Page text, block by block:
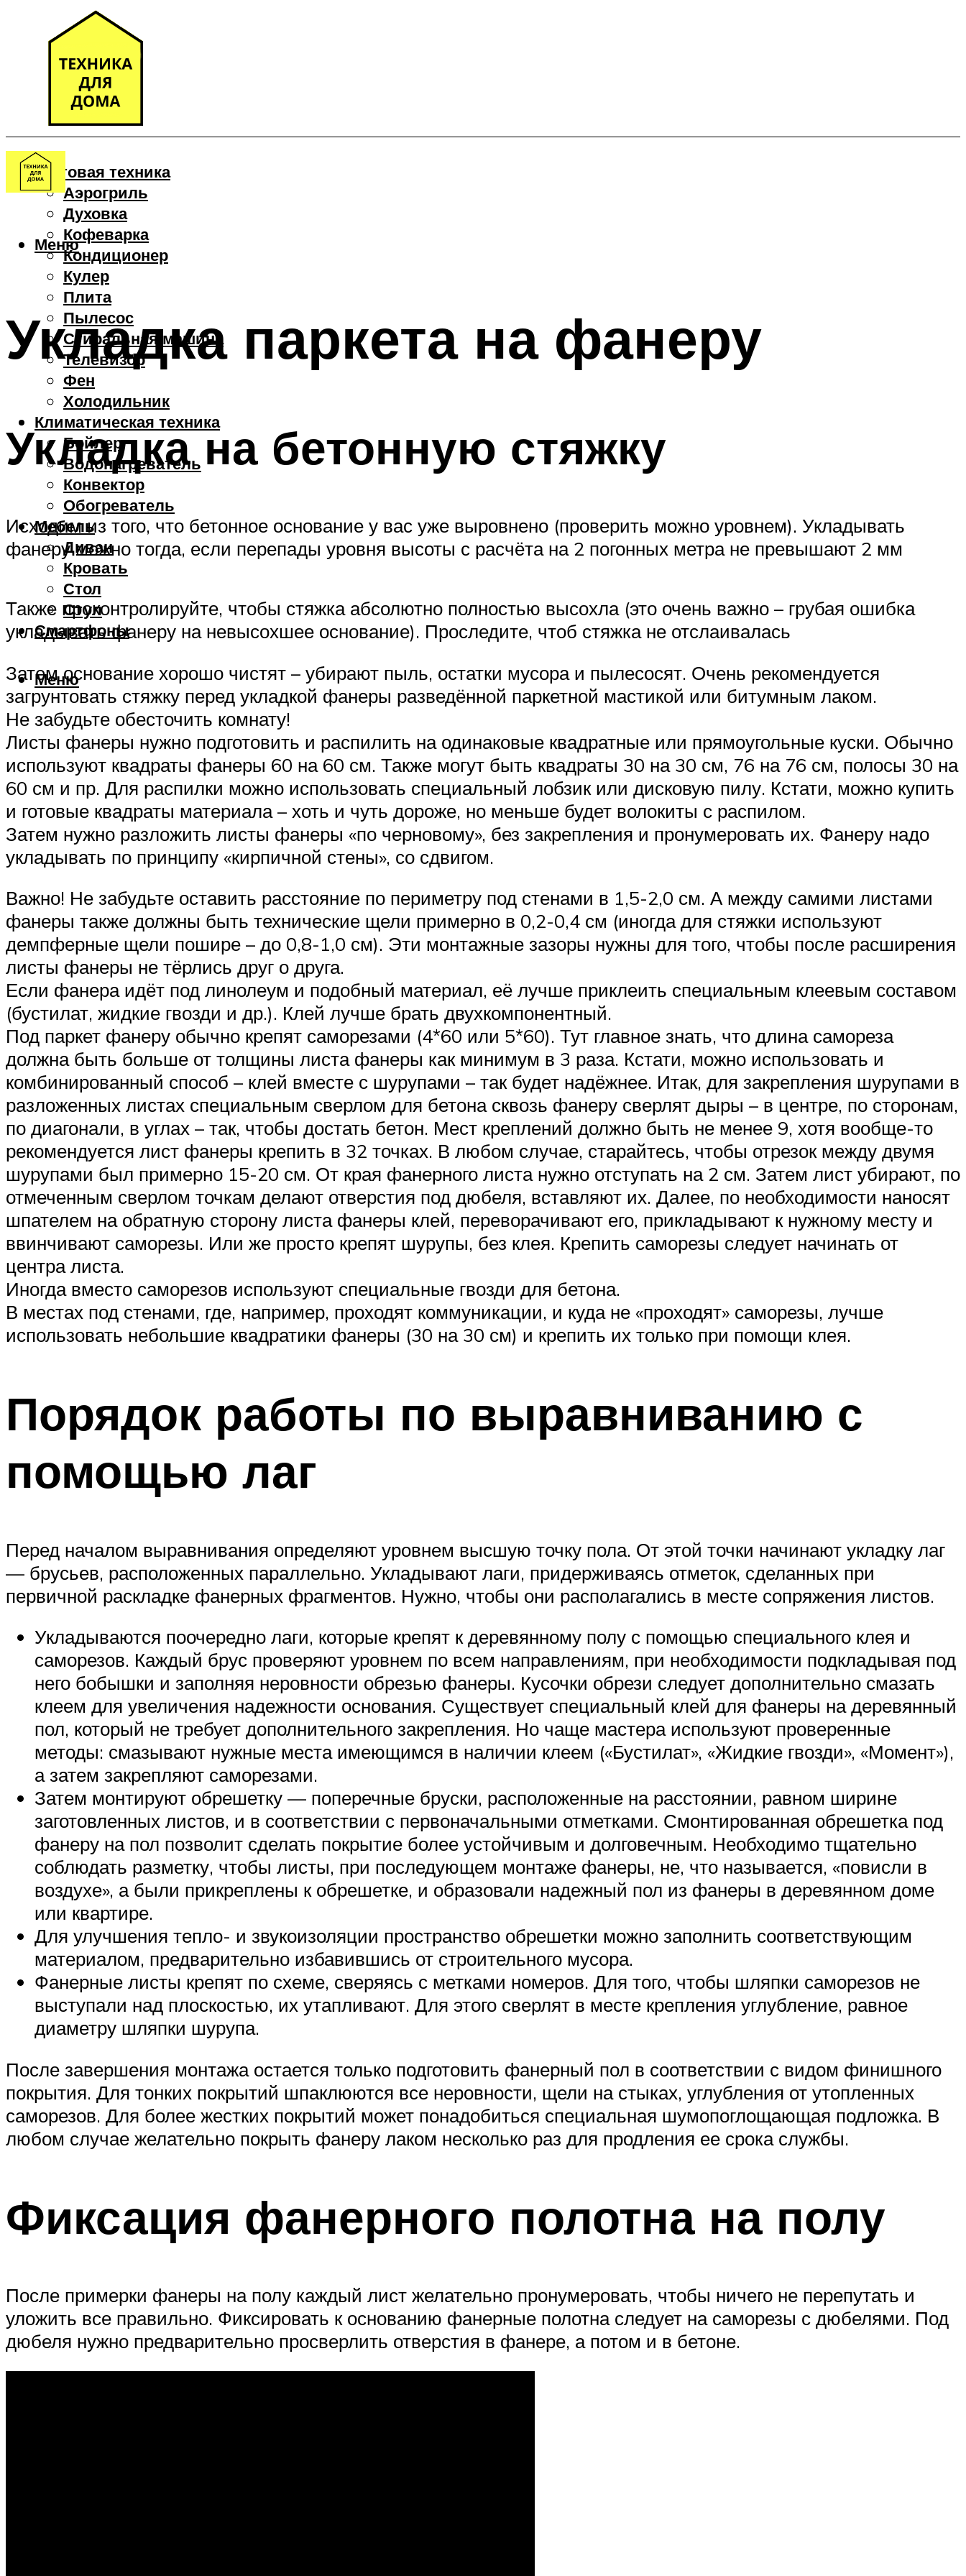
Бытовая техника
Аэрогриль
Духовка
Кофеварка
Кондиционер
Кулер
Плита
Пылесос
Стиральная машина
Телевизор
Фен
Холодильник
Климатическая техника
Бойлер
Водонагреватель
Конвектор
Обогреватель
Мебель
Диван
Кровать
Стол
Стул
Смартфоны
Меню
Меню
Укладка паркета на фанеру
Укладка на бетонную стяжку
Исходим из того, что бетонное основание у вас уже выровнено (проверить можно уровнем). Укладывать
фанеру можно тогда, если перепады уровня высоты с расчёта на 2 погонных метра не превышают 2 мм
Также проконтролируйте, чтобы стяжка абсолютно полностью высохла (это очень важно – грубая ошибка
укладывать фанеру на невысохшее основание). Проследите, чтоб стяжка не отслаивалась
Затем основание хорошо чистят – убирают пыль, остатки мусора и пылесосят. Очень рекомендуется
загрунтовать стяжку перед укладкой фанеры разведённой паркетной мастикой или битумным лаком.
Не забудьте обесточить комнату!
Листы фанеры нужно подготовить и распилить на одинаковые квадратные или прямоугольные куски. Обычно
используют квадраты фанеры 60 на 60 см. Также могут быть квадраты 30 на 30 см, 76 на 76 см, полосы 30 на
60 см и пр. Для распилки можно использовать специальный лобзик или дисковую пилу. Кстати, можно купить
и готовые квадраты материала – хоть и чуть дороже, но меньше будет волокиты с распилом.
Затем нужно разложить листы фанеры «по черновому», без закрепления и пронумеровать их. Фанеру надо
укладывать по принципу «кирпичной стены», со сдвигом.
Важно! Не забудьте оставить расстояние по периметру под стенами в 1,5-2,0 см. А между самими листами
фанеры также должны быть технические щели примерно в 0,2-0,4 см (иногда для стяжки используют
демпферные щели пошире – до 0,8-1,0 см). Эти монтажные зазоры нужны для того, чтобы после расширения
листы фанеры не тёрлись друг о друга.
Если фанера идёт под линолеум и подобный материал, её лучше приклеить специальным клеевым составом
(бустилат, жидкие гвозди и др.). Клей лучше брать двухкомпонентный.
Под паркет фанеру обычно крепят саморезами (4*60 или 5*60). Тут главное знать, что длина самореза
должна быть больше от толщины листа фанеры как минимум в 3 раза. Кстати, можно использовать и
комбинированный способ – клей вместе с шурупами – так будет надёжнее. Итак, для закрепления шурупами в
разложенных листах специальным сверлом для бетона сквозь фанеру сверлят дыры – в центре, по сторонам,
по диагонали, в углах – так, чтобы достать бетон. Мест креплений должно быть не менее 9, хотя вообще-то
рекомендуется лист фанеры крепить в 32 точках. В любом случае, старайтесь, чтобы отрезок между двумя
шурупами был примерно 15-20 см. От края фанерного листа нужно отступать на 2 см. Затем лист убирают, по
отмеченным сверлом точкам делают отверстия под дюбеля, вставляют их. Далее, по необходимости наносят
шпателем на обратную сторону листа фанеры клей, переворачивают его, прикладывают к нужному месту и
ввинчивают саморезы. Или же просто крепят шурупы, без клея. Крепить саморезы следует начинать от
центра листа.
Иногда вместо саморезов используют специальные гвозди для бетона.
В местах под стенами, где, например, проходят коммуникации, и куда не «проходят» саморезы, лучше
использовать небольшие квадратики фанеры (30 на 30 см) и крепить их только при помощи клея.
Порядок работы по выравниванию с
помощью лаг
Перед началом выравнивания определяют уровнем высшую точку пола. От этой точки начинают укладку лаг
— брусьев, расположенных параллельно. Укладывают лаги, придерживаясь отметок, сделанных при
первичной раскладке фанерных фрагментов. Нужно, чтобы они располагались в месте сопряжения листов.
Укладываются поочередно лаги, которые крепят к деревянному полу с помощью специального клея и
саморезов. Каждый брус проверяют уровнем по всем направлениям, при необходимости подкладывая под
него бобышки и заполняя неровности обрезью фанеры. Кусочки обрези следует дополнительно смазать
клеем для увеличения надежности основания. Существует специальный клей для фанеры на деревянный
пол, который не требует дополнительного закрепления. Но чаще мастера используют проверенные
методы: смазывают нужные места имеющимся в наличии клеем («Бустилат», «Жидкие гвозди», «Момент»),
а затем закрепляют саморезами.
Затем монтируют обрешетку — поперечные бруски, расположенные на расстоянии, равном ширине
заготовленных листов, и в соответствии с первоначальными отметками. Смонтированная обрешетка под
фанеру на пол позволит сделать покрытие более устойчивым и долговечным. Необходимо тщательно
соблюдать разметку, чтобы листы, при последующем монтаже фанеры, не, что называется, «повисли в
воздухе», а были прикреплены к обрешетке, и образовали надежный пол из фанеры в деревянном доме
или квартире.
Для улучшения тепло- и звукоизоляции пространство обрешетки можно заполнить соответствующим
материалом, предварительно избавившись от строительного мусора.
Фанерные листы крепят по схеме, сверяясь с метками номеров. Для того, чтобы шляпки саморезов не
выступали над плоскостью, их утапливают. Для этого сверлят в месте крепления углубление, равное
диаметру шляпки шурупа.
После завершения монтажа остается только подготовить фанерный пол в соответствии с видом финишного
покрытия. Для тонких покрытий шпаклюются все неровности, щели на стыках, углубления от утопленных
саморезов. Для более жестких покрытий может понадобиться специальная шумопоглощающая подложка. В
любом случае желательно покрыть фанеру лаком несколько раз для продления ее срока службы.
Фиксация фанерного полотна на полу
После примерки фанеры на полу каждый лист желательно пронумеровать, чтобы ничего не перепутать и
уложить все правильно. Фиксировать к основанию фанерные полотна следует на саморезы с дюбелями. Под
дюбеля нужно предварительно просверлить отверстия в фанере, а потом и в бетоне.